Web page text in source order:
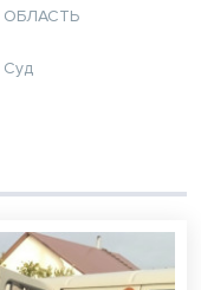
ОБЛАСТЬ
Суд